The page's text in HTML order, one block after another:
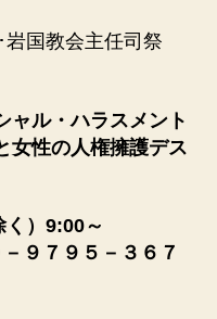
岩国教会主任司祭
ル・ハラスメント
女性の人権擁護デス
）9:00～
７９５－３６７